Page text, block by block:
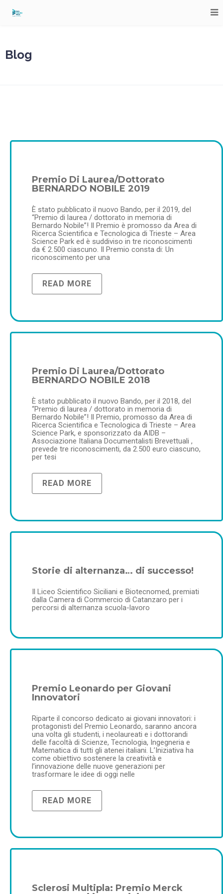
Blog
Premio Di Laurea/Dottorato
BERNARDO NOBILE 2019
È stato pubblicato il nuovo Bando, per il 2019, del
“Premio di laurea / dottorato in memoria di
Bernardo Nobile”! Il Premio è promosso da Area di
Ricerca Scientifica e Tecnologica di Trieste – Area
Science Park ed è suddiviso in tre riconoscimenti
da € 2.500 ciascuno. Il Premio consta di: Un
riconoscimento per una
READ MORE
Premio Di Laurea/Dottorato
BERNARDO NOBILE 2018
È stato pubblicato il nuovo Bando, per il 2018, del
“Premio di laurea / dottorato in memoria di
Bernardo Nobile”! Il Premio, promosso da Area di
Ricerca Scientifica e Tecnologica di Trieste – Area
Science Park, e sponsorizzato da AIDB –
Associazione Italiana Documentalisti Brevettuali ,
prevede tre riconoscimenti, da 2.500 euro ciascuno,
per tesi
READ MORE
Storie di alternanza… di successo!
Il Liceo Scientifico Siciliani e Biotecnomed, premiati
dalla Camera di Commercio di Catanzaro per i
percorsi di alternanza scuola-lavoro
Premio Leonardo per Giovani
Innovatori
Riparte il concorso dedicato ai giovani innovatori: i
protagonisti del Premio Leonardo, saranno ancora
una volta gli studenti, i neolaureati e i dottorandi
delle facoltà di Scienze, Tecnologia, Ingegneria e
Matematica di tutti gli atenei italiani. L’Iniziativa ha
come obiettivo sostenere la creatività e
l’innovazione delle nuove generazioni per
trasformare le idee di oggi nelle
READ MORE
Sclerosi Multipla: Premio Merck